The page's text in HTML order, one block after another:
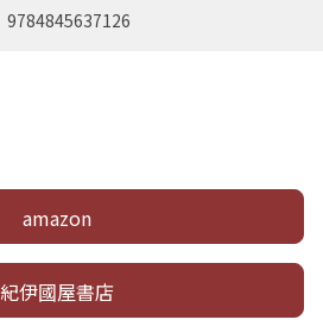
9784845637126
amazon
紀伊國屋書店